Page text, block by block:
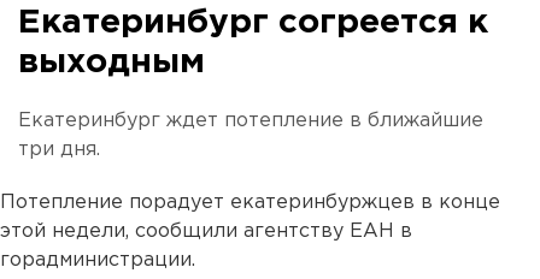
Екатеринбург согреется к
выходным
Екатеринбург ждет потепление в ближайшие
три дня.
Потепление порадует екатеринбуржцев в конце
этой недели, сообщили агентству ЕАН в
горадминистрации.